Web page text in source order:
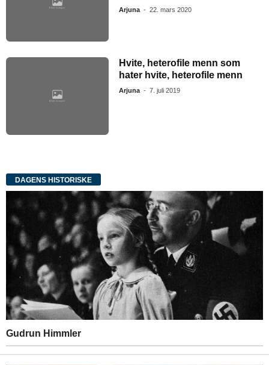
Arjuna - 22. mars 2020
Hvite, heterofile menn som
hater hvite, heterofile menn
Arjuna - 7. juli 2019
DAGENS HISTORISKE
Gudrun Himmler